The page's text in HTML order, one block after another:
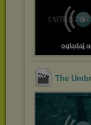
oglądaj
The